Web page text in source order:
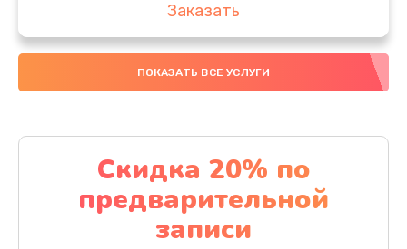
Заказать
Замена аккумулятора
4000 руб.
Замена материнской платы
1100 руб.
Заказать
ПОКАЗАТЬ ВСЕ УСЛУГИ
Скидка 20% по
предварительной
записи